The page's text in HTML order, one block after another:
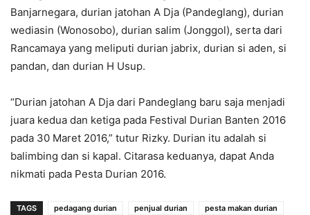
Banjarnegara, durian jatohan A Dja (Pandeglang), durian
wediasin (Wonosobo), durian salim (Jonggol), serta dari
Rancamaya yang meliputi durian jabrix, durian si aden, si
pandan, dan durian H Usup.
“Durian jatohan A Dja dari Pandeglang baru saja menjadi
juara kedua dan ketiga pada Festival Durian Banten 2016
pada 30 Maret 2016,” tutur Rizky. Durian itu adalah si
balimbing dan si kapal. Citarasa keduanya, dapat Anda
nikmati pada Pesta Durian 2016.
TAGS pedagang durian penjual durian pesta makan durian